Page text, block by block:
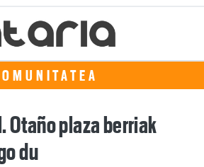
Otaño plaza berriak
du